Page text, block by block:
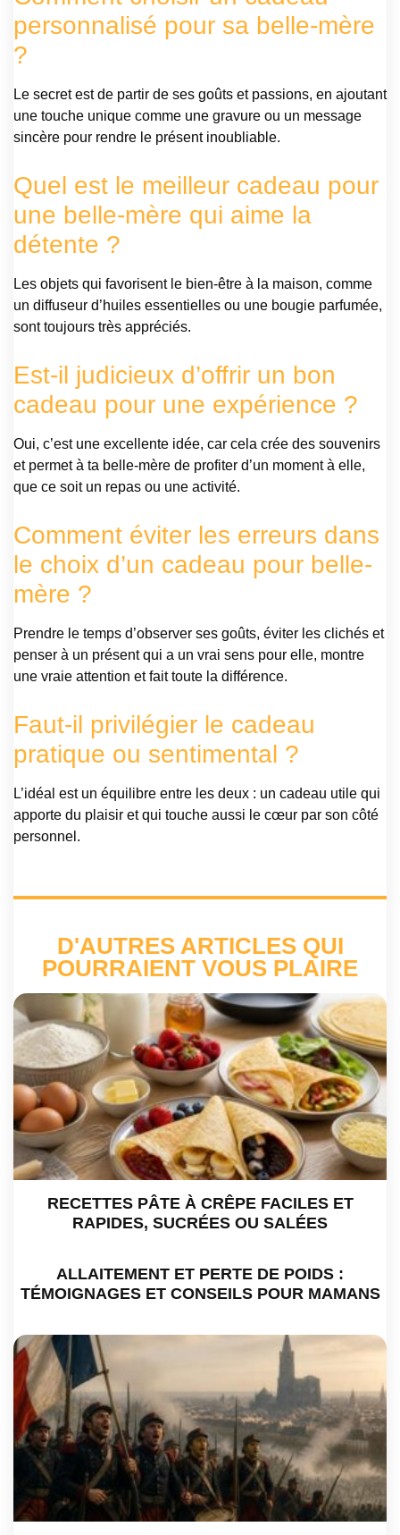
personnalisé pour sa belle-mère
?
Le secret est de partir de ses goûts et passions, en ajoutant
une touche unique comme une gravure ou un message
sincère pour rendre le présent inoubliable.
Quel est le meilleur cadeau pour
une belle-mère qui aime la
détente ?
Les objets qui favorisent le bien-être à la maison, comme
un diffuseur d’huiles essentielles ou une bougie parfumée,
sont toujours très appréciés.
Est-il judicieux d’offrir un bon
cadeau pour une expérience ?
Oui, c’est une excellente idée, car cela crée des souvenirs
et permet à ta belle-mère de profiter d’un moment à elle,
que ce soit un repas ou une activité.
Comment éviter les erreurs dans
le choix d’un cadeau pour belle-
mère ?
Prendre le temps d’observer ses goûts, éviter les clichés et
penser à un présent qui a un vrai sens pour elle, montre
une vraie attention et fait toute la différence.
Faut-il privilégier le cadeau
pratique ou sentimental ?
L’idéal est un équilibre entre les deux : un cadeau utile qui
apporte du plaisir et qui touche aussi le cœur par son côté
personnel.
D'AUTRES ARTICLES QUI
POURRAIENT VOUS PLAIRE
RECETTES PÂTE À CRÊPE FACILES ET
RAPIDES, SUCRÉES OU SALÉES
ALLAITEMENT ET PERTE DE POIDS :
TÉMOIGNAGES ET CONSEILS POUR MAMANS